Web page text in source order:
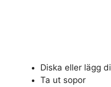
Diska eller lägg
Ta ut sopor